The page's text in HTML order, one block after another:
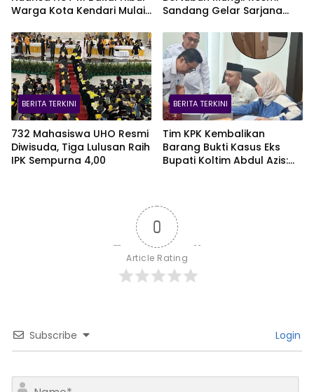
Warga Kota Kendari Mulai
Sandang Gelar Sarjana
BERITA TERKINI
732 Mahasiswa UHO Resmi
Diwisuda, Tiga Lulusan Raih
IPK Sempurna 4,00
BERITA TERKINI
Tim KPK Kembalikan
Barang Bukti Kasus Eks
Bupati Koltim Abdul Azis:
0
Article Rating
Subscribe Login